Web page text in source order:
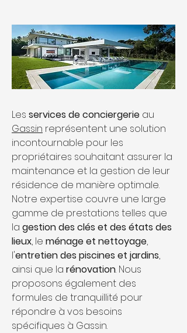
Les services de conciergerie au
Gassin représentent une solution
incontournable pour les
propriétaires souhaitant assurer la
maintenance et la gestion de leur
résidence de manière optimale.
Notre expertise couvre une large
gamme de prestations telles que
la gestion des clés et des états des
lieux, le ménage et nettoyage,
l'entretien des piscines et jardins,
ainsi que la rénovation. Nous
proposons également des
formules de tranquillité pour
répondre à vos besoins
spécifiques à Gassin.